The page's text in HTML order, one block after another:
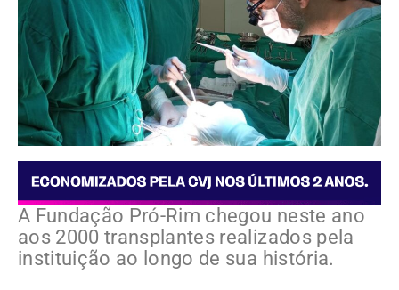
A Fundação Pró-Rim chegou neste ano
aos 2000 transplantes realizados pela
instituição ao longo de sua história.